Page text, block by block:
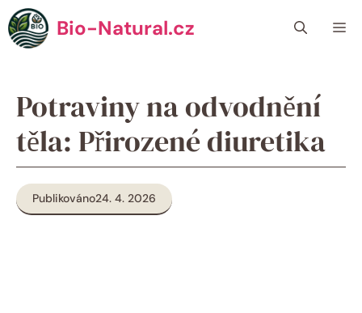
Přeskočit
na
obsah
Bio-Natural.cz
Potraviny na odvodnění
těla: Přirozené diuretika
Publikováno24. 4. 2026